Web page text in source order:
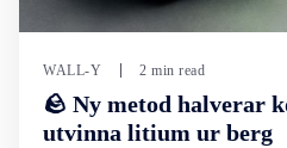
WALL-Y 2 min read
🪨 Ny metod halverar
utvinna litium ur berg